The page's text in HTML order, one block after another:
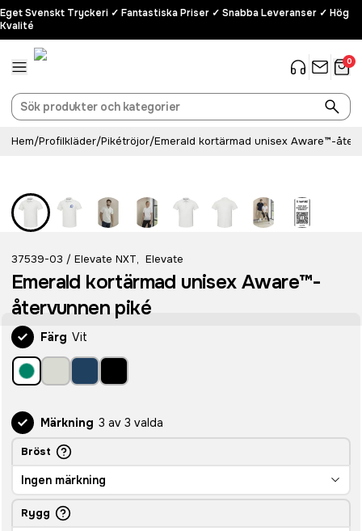
Eget Svenskt Tryckeri ✓ Fantastiska Priser ✓ Snabba Leveranser ✓ Hög
Kvalité
0
Hem/Profilkläder/Pikétröjor/Emerald kortärmad unisex Aware™-
37539-03 / Elevate NXT, Elevate
Emerald kortärmad unisex Aware™-
återvunnen piké
Färg Vit
Märkning 3 av 3 valda
Bröst
Ingen märkning
Rygg